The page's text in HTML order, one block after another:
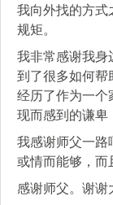
我向外找的方式
规矩。
我非常感谢我身
到了很多如何帮
经历了作为一个
现而感到的谦卑
我感谢师父一路
或情而能够，而
感谢师父。谢谢